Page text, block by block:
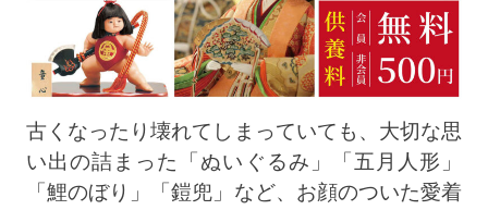
古くなったり壊れてしまっていても、大切な思
い出の詰まった「ぬいぐるみ」「五月人形」
「鯉のぼり」「鎧兜」など、お顔のついた愛着